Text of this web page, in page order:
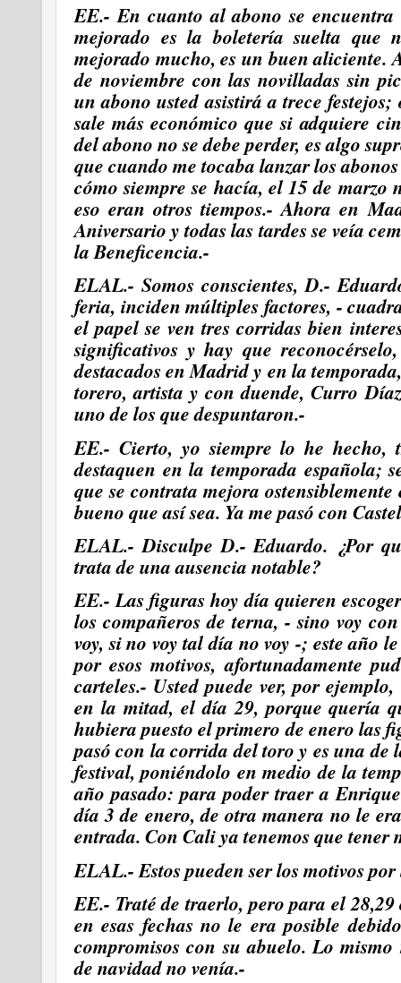
EE.- En cuanto al abono se
mejorado es la boletería suelta que
mejorado mucho, es un buen aliciente.
de noviembre con las novilladas sin
un abono usted asistirá a trece
sale más económico que si adquiere
del abono no se debe perder, es algo
que cuando me tocaba lanzar los
cómo siempre se hacía, el 15 de marzo
eso eran otros tiempos.- Ahora en
Aniversario y todas las tardes se veía
la Beneficencia.-
ELAL.- Somos conscientes, D.-
feria, inciden múltiples factores, -
el papel se ven tres corridas bien
significativos y hay que
destacados en Madrid y en la
torero, artista y con duende, Curro
uno de los que despuntaron.-
EE.- Cierto, yo siempre lo he
destaquen en la temporada española;
que se contrata mejora
bueno que así sea. Ya me pasó con
ELAL.- Disculpe D.- Eduardo. ¿Por
trata de una ausencia notable?
EE.- Las figuras hoy día quieren
los compañeros de terna, - sino voy
voy, sino voy tal día no voy -; este año
por esos motivos, afortunadamente
carteles.- Usted puede ver, por
en la mitad, el día 29, porque quería
hubiera puesto el primero de enero las
pasó con la corrida del toro y es una de
festival, poniéndolo en medio de la
año pasado: para poder traer a
día 3 de enero, de otra manera no le
entrada. Con Cali ya tenemos que tener
ELAL.- Estos pueden ser los motivos
EE.- Traté de traerlo, pero para el
en esas fechas no le era posible
compromisos con su abuelo. Lo
de navidad no venía.-